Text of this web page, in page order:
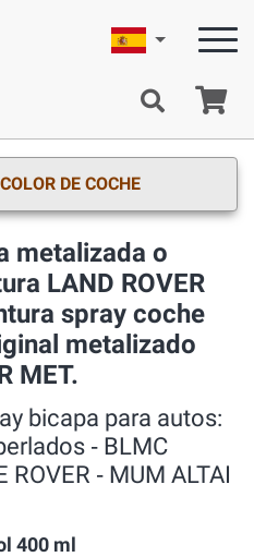
Español
DE COCHE
metalizada o
LAND ROVER
spray coche
metalizado
MET.
bicapa para autos:
‐ BLMC
ROVER ‐ MUM ALTAI
400 ml